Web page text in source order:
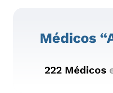
Médicos
222Médicos